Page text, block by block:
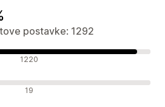
postavke: 1292
1220
19